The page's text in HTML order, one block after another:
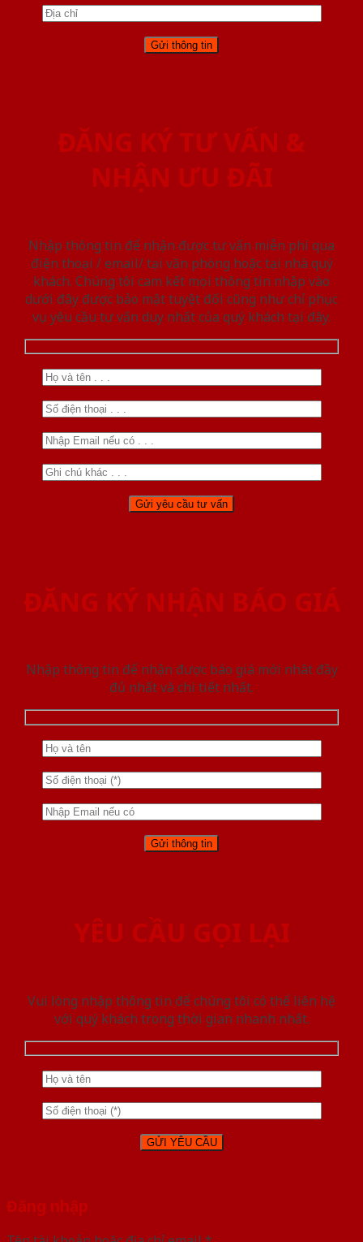
ĐĂNG KÝ TƯ VẤN &
NHẬN ƯU ĐÃI
Nhập thông tin để nhận được tư vấn miễn phí qua
điện thoại / email/ tại văn phòng hoặc tại nhà quý
khách. Chúng tôi cam kết mọi thông tin nhập vào
dưới đây được bảo mật tuyệt đối cũng như chỉ phục
vụ yêu cầu tư vấn duy nhất của quý khách tại đây.
ĐĂNG KÝ NHẬN BÁO GIÁ
Nhập thông tin để nhận được báo giá mới nhât đầy
đủ nhất và chi tiết nhất.
YÊU CẦU GỌI LẠI
Vui lòng nhập thông tin để chúng tôi có thể liên hệ
với quý khách trong thời gian nhanh nhất.
Đăng nhập